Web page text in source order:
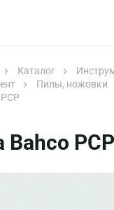
Каталог
Пилы, ножовки
Bahco РСР